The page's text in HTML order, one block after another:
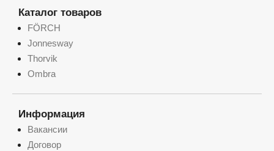
Каталог товаров
FÖRCH
Jonnesway
Thorvik
Ombra
Информация
Вакансии
Договор